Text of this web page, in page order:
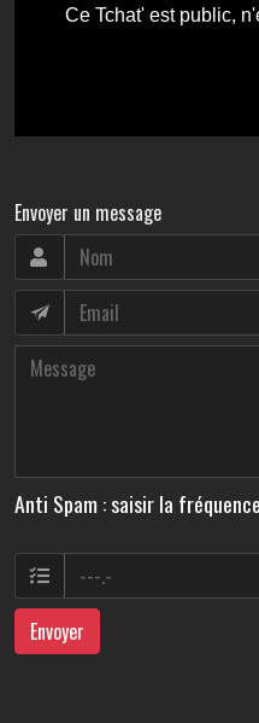
Envoyer un message
Anti Spam : saisir la
Envoyer